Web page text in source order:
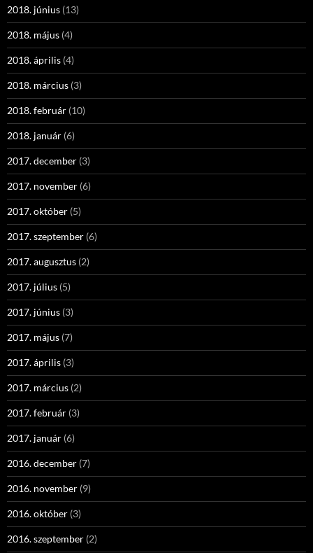
2018. június (13)
2018. május (4)
2018. április (4)
2018. március (3)
2018. február (10)
2018. január (6)
2017. december (3)
2017. november (6)
2017. október (5)
2017. szeptember (6)
2017. augusztus (2)
2017. július (5)
2017. június (3)
2017. május (7)
2017. április (3)
2017. március (2)
2017. február (3)
2017. január (6)
2016. december (7)
2016. november (9)
2016. október (3)
2016. szeptember (2)